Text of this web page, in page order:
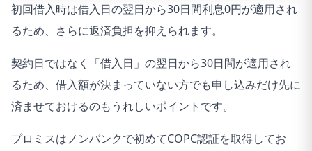
初回借入時は借入日の翌日から30日間利息0円が適用され
るため、さらに返済負担を抑えられます。
契約日ではなく「借入日」の翌日から30日間が適用され
るため、借入額が決まっていない方でも申し込みだけ先に
済ませておけるのもうれしいポイントです。
プロミスはノンバンクで初めてCOPC認証を取得してお